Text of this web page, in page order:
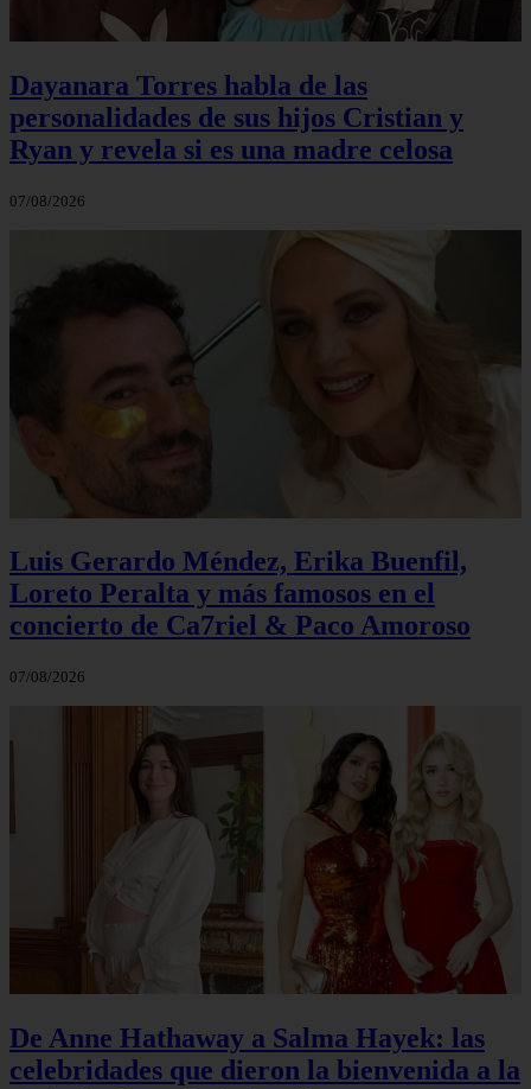
Dayanara Torres habla de las
personalidades de sus hijos Cristian y
Ryan y revela si es una madre celosa
07/08/2026
Luis Gerardo Méndez, Erika Buenfil,
Loreto Peralta y más famosos en el
concierto de Ca7riel & Paco Amoroso
07/08/2026
De Anne Hathaway a Salma Hayek: las
celebridades que dieron la bienvenida a la